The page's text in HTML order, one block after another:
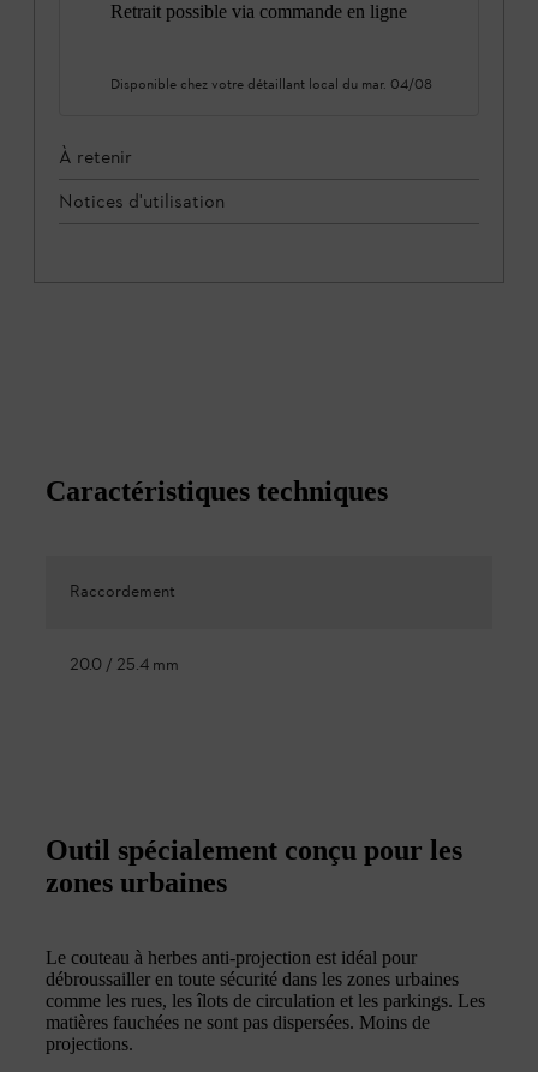
Retrait possible via commande en ligne
Disponible chez votre détaillant local du mar. 04/08
À retenir
Notices d'utilisation
Caractéristiques techniques
Raccordement
20.0 / 25.4 mm
Outil spécialement conçu pour les
zones urbaines
Le couteau à herbes anti-projection est idéal pour
débroussailler en toute sécurité dans les zones urbaines
comme les rues, les îlots de circulation et les parkings. Les
matières fauchées ne sont pas dispersées. Moins de
projections.